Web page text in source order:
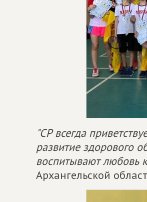
"СР всегда
развитие здорового
воспитывают любовь
Архангельской